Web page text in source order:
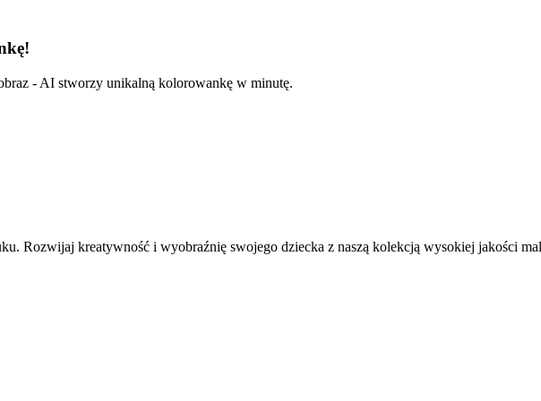
- AI stworzy unikalną kolorowankę w minutę.
Rozwijaj kreatywność i wyobraźnię swojego dziecka z naszą kolekcją wysokiej jakości